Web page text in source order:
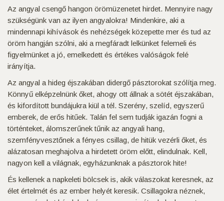
Az angyal csengő hangon örömüzenetet hirdet. Mennyire nagy
szükségünk van az ilyen angyalokra! Mindenkire, aki a
mindennapi kihívások és nehézségek közepette mer és tud az
öröm hangján szólni, aki a megfáradt lelkünket felemeli és
figyelmünket a jó, emelkedett és értékes valóságok felé
irányítja.
Az angyal a hideg éjszakában didergő pásztorokat szólítja meg.
Könnyű elképzelnünk őket, ahogy ott állnak a sötét éjszakában,
és kifordított bundájukra kiül a tél. Szerény, szelíd, egyszerű
emberek, de erős hitűek. Talán fel sem tudják igazán fogni a
történteket, álomszerűnek tűnik az angyali hang,
szemfényvesztőnek a fényes csillag, de hitük vezérli őket, és
alázatosan meghajolva a hirdetett öröm előtt, elindulnak. Kell,
nagyon kell a világnak, egyházunknak a pásztorok hite!
És kellenek a napkeleti bölcsek is, akik válaszokat keresnek, az
élet értelmét és az ember helyét keresik. Csillagokra néznek,